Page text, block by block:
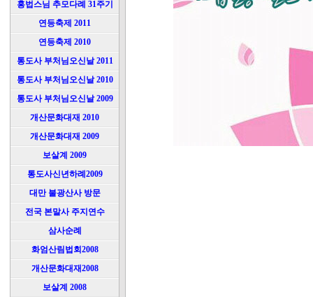
홍법스님 추모다례 31주기
연등축제 2011
연등축제 2010
통도사 부처님오신날 2011
통도사 부처님오신날 2010
통도사 부처님오신날 2009
개산문화대재 2010
개산문화대재 2009
보살계 2009
통도사신년하례2009
대만 불광산사 방문
전국 본말사 주지연수
삼사순례
화엄산림법회2008
개산문화대재2008
보살계 2008